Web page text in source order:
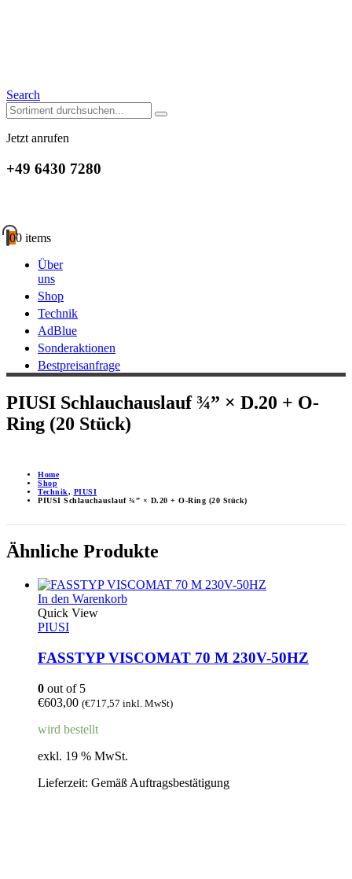
Search
Jetzt anrufen
+49 6430 7280
00 items
Über
uns
Shop
Technik
AdBlue
Sonderaktionen
Bestpreisanfrage
PIUSI Schlauchauslauf ¾” × D.20 + O-
Ring (20 Stück)
Home
Shop
Technik, PIUSI
PIUSI Schlauchauslauf ¾” × D.20 + O-Ring (20 Stück)
Ähnliche Produkte
In den Warenkorb
Quick View
PIUSI
FASSTYP VISCOMAT 70 M 230V-50HZ
0 out of 5
€603,00 (€717,57 inkl. MwSt)
wird bestellt
exkl. 19 % MwSt.
Lieferzeit: Gemäß Auftragsbestätigung